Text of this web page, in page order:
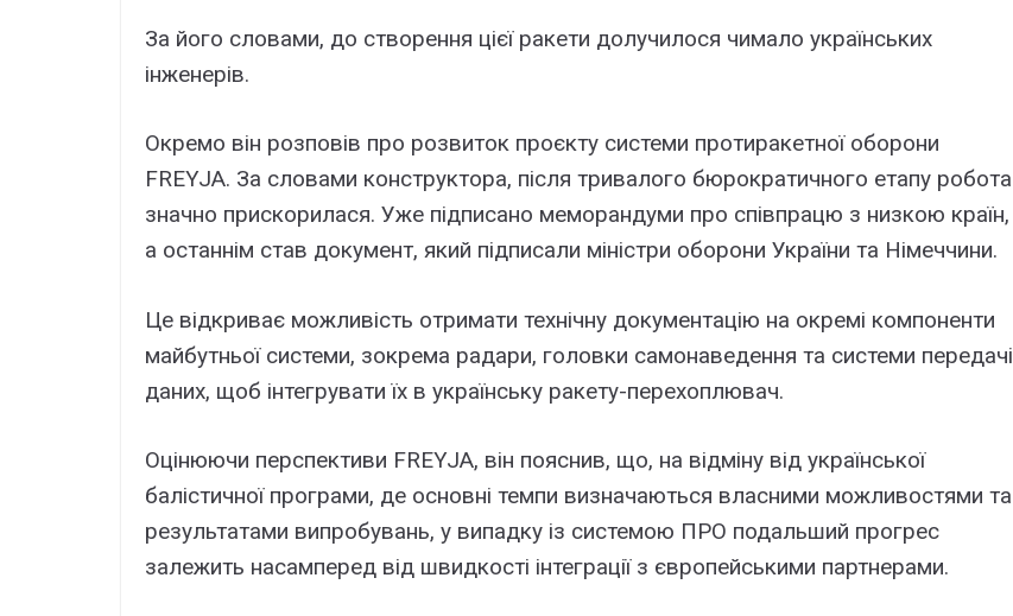
За його словами, до створення цієї ракети долучилося чимало українських
інженерів.
Окремо він розповів про розвиток проєкту системи протиракетної оборони
FREYJA. За словами конструктора, після тривалого бюрократичного етапу робота
значно прискорилася. Уже підписано меморандуми про співпрацю з низкою країн,
а останнім став документ, який підписали міністри оборони України та Німеччини.
Це відкриває можливість отримати технічну документацію на окремі компоненти
майбутньої системи, зокрема радари, головки самонаведення та системи передачі
даних, щоб інтегрувати їх в українську ракету-перехоплювач.
Оцінюючи перспективи FREYJA, він пояснив, що, на відміну від української
балістичної програми, де основні темпи визначаються власними можливостями та
результатами випробувань, у випадку із системою ПРО подальший прогрес
залежить насамперед від швидкості інтеграції з європейськими партнерами.